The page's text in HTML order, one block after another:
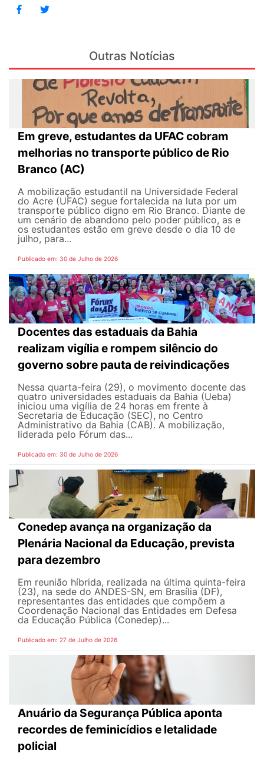
Outras Notícias
Em greve, estudantes da UFAC cobram
melhorias no transporte público de Rio
Branco (AC)
A mobilização estudantil na Universidade Federal
do Acre (UFAC) segue fortalecida na luta por um
transporte público digno em Rio Branco. Diante de
um cenário de abandono pelo poder público, as e
os estudantes estão em greve desde o dia 10 de
julho, para...
Publicado em: 30 de Julho de 2026
Docentes das estaduais da Bahia
realizam vigília e rompem silêncio do
governo sobre pauta de reivindicações
Nessa quarta-feira (29), o movimento docente das
quatro universidades estaduais da Bahia (Ueba)
iniciou uma vigília de 24 horas em frente à
Secretaria de Educação (SEC), no Centro
Administrativo da Bahia (CAB). A mobilização,
liderada pelo Fórum das...
Publicado em: 30 de Julho de 2026
Conedep avança na organização da
Plenária Nacional da Educação, prevista
para dezembro
Em reunião híbrida, realizada na última quinta-feira
(23), na sede do ANDES-SN, em Brasília (DF),
representantes das entidades que compõem a
Coordenação Nacional das Entidades em Defesa
da Educação Pública (Conedep)...
Publicado em: 27 de Julho de 2026
Anuário da Segurança Pública aponta
recordes de feminicídios e letalidade
policial